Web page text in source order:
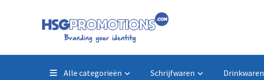
Alle categorieën Schrijfwaren Drinkwaren